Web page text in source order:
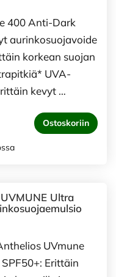
400 Anti-Dark
aurinkosuojavoide
korkean suojan
UVA-
kevyt …
Ostoskoriin
Ultra
UVmune
Erittäin